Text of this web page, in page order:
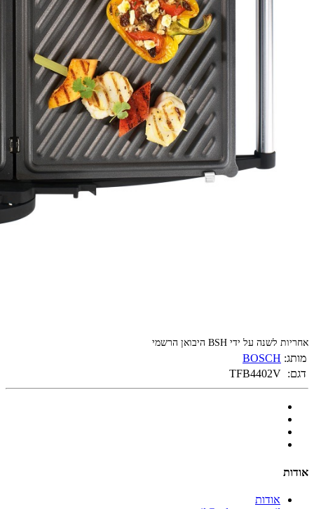
אחריות לשנה על ידי BSH היבואן הרשמי
מותג: BOSCH
דגם: TFB4402V
אודות
אודות